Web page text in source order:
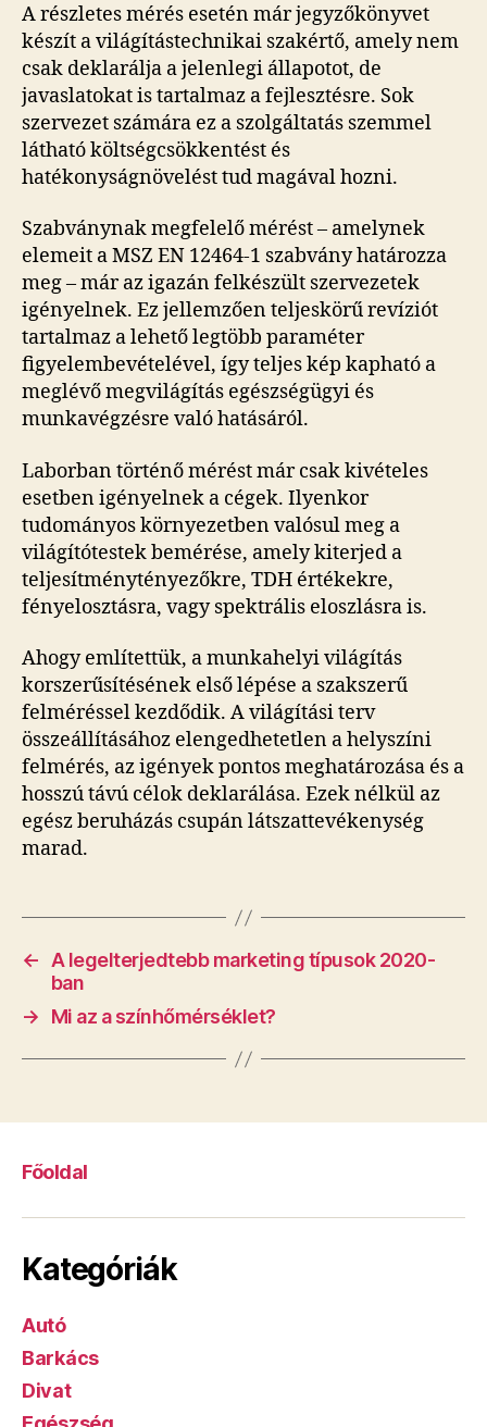
A részletes mérés esetén már jegyzőkönyvet
készít a világítástechnikai szakértő, amely nem
csak deklarálja a jelenlegi állapotot, de
javaslatokat is tartalmaz a fejlesztésre. Sok
szervezet számára ez a szolgáltatás szemmel
látható költségcsökkentést és
hatékonyságnövelést tud magával hozni.
Szabványnak megfelelő mérést – amelynek
elemeit a MSZ EN 12464-1 szabvány határozza
meg – már az igazán felkészült szervezetek
igényelnek. Ez jellemzően teljeskörű revíziót
tartalmaz a lehető legtöbb paraméter
figyelembevételével, így teljes kép kapható a
meglévő megvilágítás egészségügyi és
munkavégzésre való hatásáról.
Laborban történő mérést már csak kivételes
esetben igényelnek a cégek. Ilyenkor
tudományos környezetben valósul meg a
világítótestek bemérése, amely kiterjed a
teljesítménytényezőkre, TDH értékekre,
fényelosztásra, vagy spektrális eloszlásra is.
Ahogy említettük, a munkahelyi világítás
korszerűsítésének első lépése a szakszerű
felméréssel kezdődik. A világítási terv
összeállításához elengedhetetlen a helyszíni
felmérés, az igények pontos meghatározása és a
hosszú távú célok deklarálása. Ezek nélkül az
egész beruházás csupán látszattevékenység
marad.
←
A legelterjedtebb marketing típusok 2020-
ban
→
Mi az a színhőmérséklet?
Főoldal
Kategóriák
Autó
Barkács
Divat